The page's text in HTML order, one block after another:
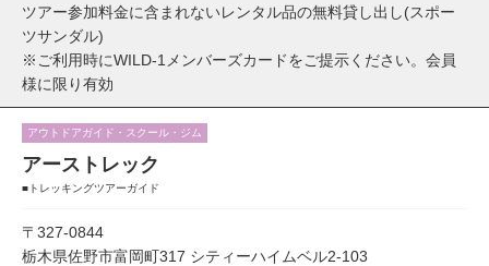
ツアー参加料金に含まれないレンタル品の無料貸し出し(スポー
ツサンダル)
※ご利用時にWILD-1メンバーズカードをご提示ください。会員
様に限り有効
アウトドアガイド・スクール・ジム
アーストレック
■トレッキングツアーガイド
〒327-0844
栃木県佐野市富岡町317 シティーハイムベル2-103